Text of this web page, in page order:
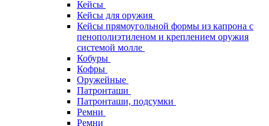
Кейсы
Кейсы для оружия
Кейсы прямоугольной формы из капрона с
пенополиэтиленом и креплением оружия
системой молле
Кобуры
Кофры
Оружейные
Патронташи
Патронташи, подсумки
Ремни
Ремни